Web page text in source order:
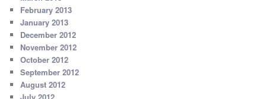
February 2013
January 2013
December 2012
November 2012
October 2012
September 2012
August 2012